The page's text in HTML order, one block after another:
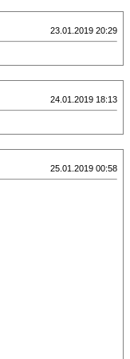
23.01.2019 20:29
24.01.2019 18:13
25.01.2019 00:58